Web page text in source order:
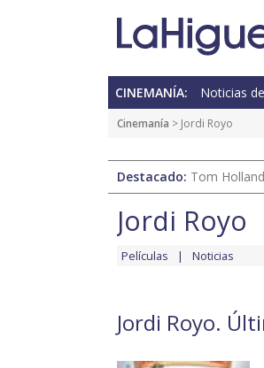
CINEMANÍA: Noticias
Cinemanía > Jordi Royo
Destacado: Tom
Jordi Royo
Películas Noticias
Jordi Royo.